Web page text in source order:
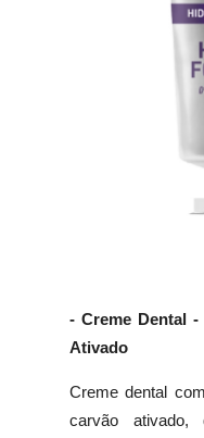
- Creme Dental
Ativado
Creme dental
carvão ativado,